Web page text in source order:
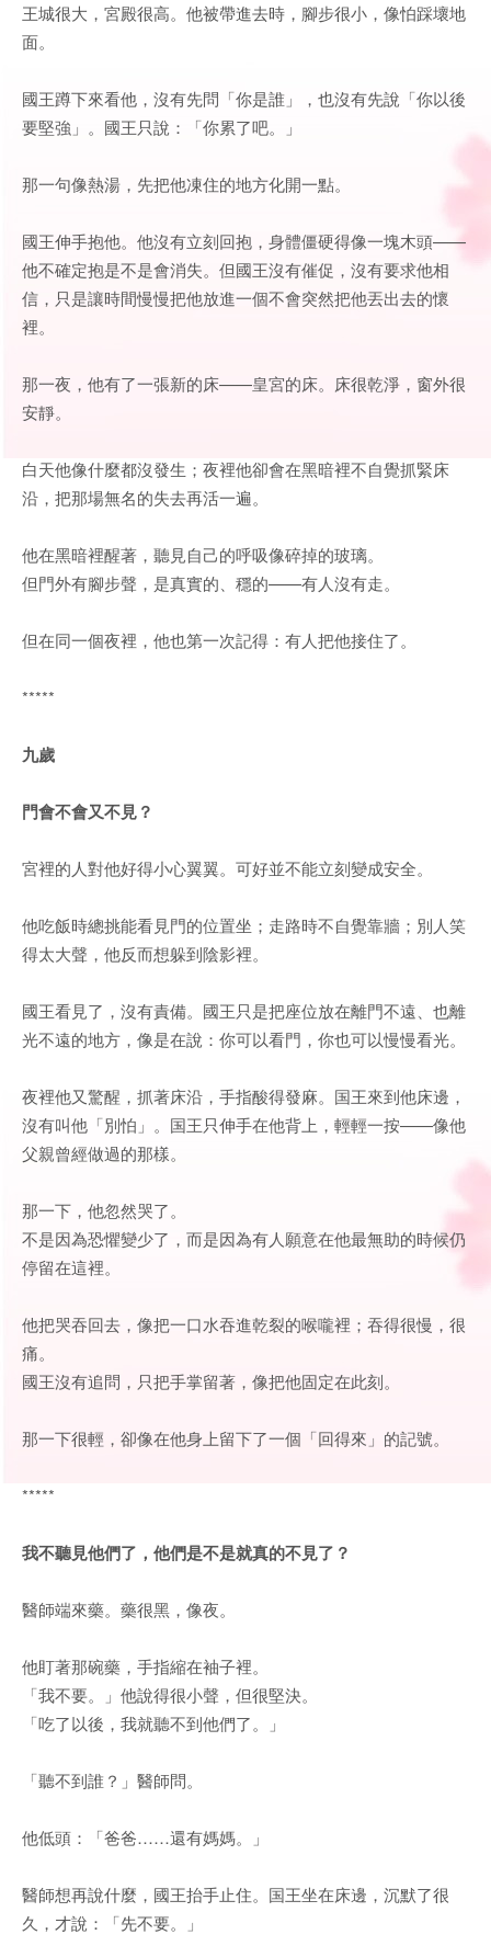
王城很大，宮殿很高。他被帶進去時，腳步很小，像怕踩壞地
面。
國王蹲下來看他，沒有先問「你是誰」，也沒有先說「你以後
要堅強」。國王只說：「你累了吧。」
那一句像熱湯，先把他凍住的地方化開一點。
國王伸手抱他。他沒有立刻回抱，身體僵硬得像一塊木頭——
他不確定抱是不是會消失。但國王沒有催促，沒有要求他相
信，只是讓時間慢慢把他放進一個不會突然把他丟出去的懷
裡。
那一夜，他有了一張新的床——皇宮的床。床很乾淨，窗外很
安靜。
白天他像什麼都沒發生；夜裡他卻會在黑暗裡不自覺抓緊床
沿，把那場無名的失去再活一遍。
他在黑暗裡醒著，聽見自己的呼吸像碎掉的玻璃。
但門外有腳步聲，是真實的、穩的——有人沒有走。
但在同一個夜裡，他也第一次記得：有人把他接住了。
*****
九歲
門會不會又不見？
宮裡的人對他好得小心翼翼。可好並不能立刻變成安全。
他吃飯時總挑能看見門的位置坐；走路時不自覺靠牆；別人笑
得太大聲，他反而想躲到陰影裡。
國王看見了，沒有責備。國王只是把座位放在離門不遠、也離
光不遠的地方，像是在說：你可以看門，你也可以慢慢看光。
夜裡他又驚醒，抓著床沿，手指酸得發麻。国王來到他床邊，
沒有叫他「別怕」。国王只伸手在他背上，輕輕一按——像他
父親曾經做過的那樣。
那一下，他忽然哭了。
不是因為恐懼變少了，而是因為有人願意在他最無助的時候仍
停留在這裡。
他把哭吞回去，像把一口水吞進乾裂的喉嚨裡；吞得很慢，很
痛。
國王沒有追問，只把手掌留著，像把他固定在此刻。
那一下很輕，卻像在他身上留下了一個「回得來」的記號。
*****
我不聽見他們了，他們是不是就真的不見了？
醫師端來藥。藥很黑，像夜。
他盯著那碗藥，手指縮在袖子裡。
「我不要。」他說得很小聲，但很堅決。
「吃了以後，我就聽不到他們了。」
「聽不到誰？」醫師問。
他低頭：「爸爸……還有媽媽。」
醫師想再說什麼，國王抬手止住。国王坐在床邊，沉默了很
久，才說：「先不要。」